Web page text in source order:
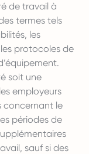
de travail à
termes tels
les
protocoles de
soit une
employeurs
concernant le
périodes de
sauf si des